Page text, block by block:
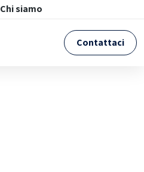
Chi siamo
Contattaci